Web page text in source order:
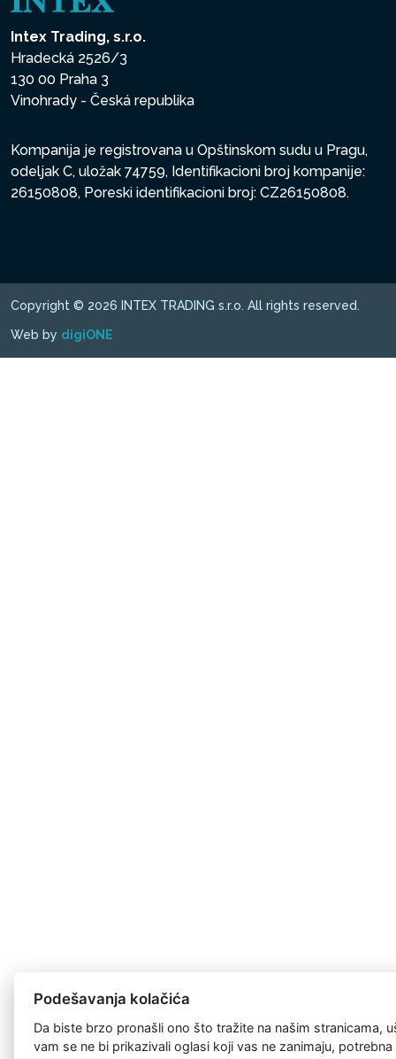
Intex Trading, s.r.o.
Hradecká 2526/3
130 00 Praha 3
Vinohrady - Česká republika
Kompanija je registrovana u Opštinskom sudu u Pragu,
odeljak C, uložak 74759, Identifikacioni broj kompanije:
26150808, Poreski identifikacioni broj: CZ26150808.
Copyright © 2026 INTEX TRADING s.r.o. All rights reserved.
Web by digiONE
Podešavanja kolačića
Da biste brzo pronašli ono što tražite na našim stranicama,
vam se ne bi prikazivali oglasi koji vas ne zanimaju,